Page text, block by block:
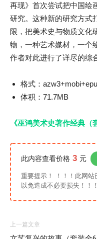
再现》首次尝试把中国绘
研究。这种新的研究方式
限，把美术史与物质文化
物，一种艺术媒材，一个
作者对此进行了详尽的综
格式：
体积：71.7MB
《巫鸿美术史著作经典（
此内容查看价格 3 元
重要提示！ ！！！此网站
以免造成不必要损失！！
上一篇文章